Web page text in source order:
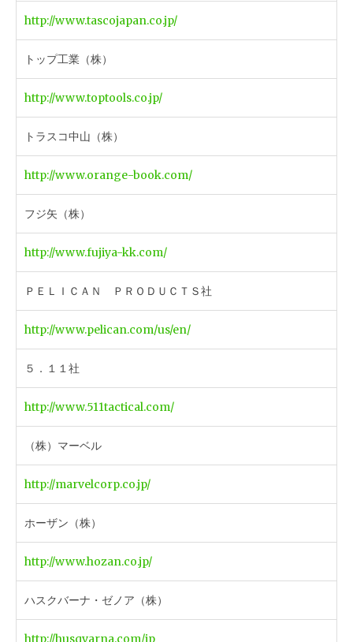
http://www.tascojapan.co.jp/
トップ工業（株）
http://www.toptools.co.jp/
トラスコ中山（株）
http://www.orange-book.com/
フジ矢（株）
http://www.fujiya-kk.com/
ＰＥＬＩＣＡＮ ＰＲＯＤＵＣＴＳ社
http://www.pelican.com/us/en/
５．１１社
http://www.511tactical.com/
（株）マーベル
http://marvelcorp.co.jp/
ホーザン（株）
http://www.hozan.co.jp/
ハスクバーナ・ゼノア（株）
http://husqvarna.com/jp